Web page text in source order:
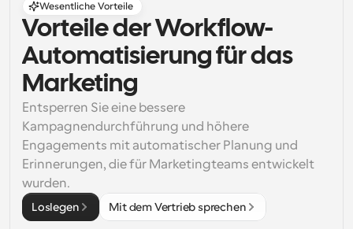
Wesentliche Vorteile
Vorteile der Workflow-
Automatisierung für das
Marketing
Entsperren Sie eine bessere
Kampagnendurchführung und höhere
Engagements mit automatischer Planung und
Erinnerungen, die für Marketingteams entwickelt
wurden.
Loslegen Mit dem Vertrieb sprechen